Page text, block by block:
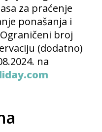
za praćenje
ponašanja i
broj
(dodatno)
na